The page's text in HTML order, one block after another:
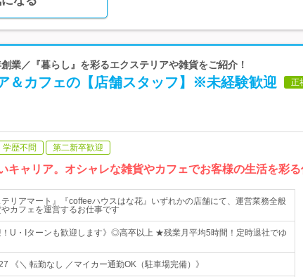
業／『暮らし』を彩るエクステリアや雑貨をご紹介！
＆カフェの【店舗スタッフ】※未経験歓迎 正
学歴不問 第二新卒歓迎
キャリア。オシャレな雑貨やカフェでお客様の生活を彩る
リアマート』『coffeeハウスはな花』いずれかの店舗にて、運営業務全般
カフェを運営するお仕事です
！U・Iターンも歓迎します》◎高卒以上 ★残業月平均5時間！定時退社でゆ
《＼ 転勤なし ／マイカー通勤OK（駐車場完備）》